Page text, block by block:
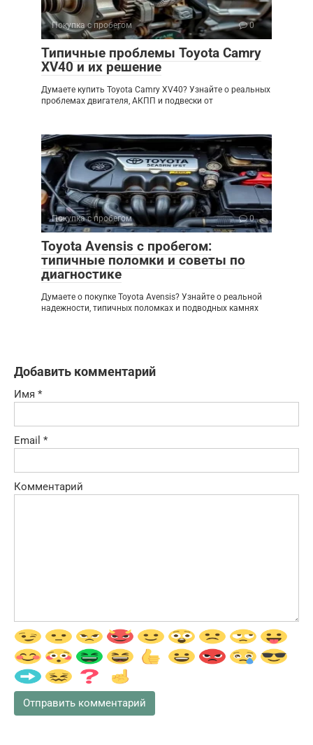
Покупка с пробегом 0
Типичные проблемы Toyota Camry
XV40 и их решение
Думаете купить Toyota Camry XV40? Узнайте о реальных
проблемах двигателя, АКПП и подвески от
Покупка с пробегом 0
Toyota Avensis с пробегом:
типичные поломки и советы по
диагностике
Думаете о покупке Toyota Avensis? Узнайте о реальной
надежности, типичных поломках и подводных камнях
Добавить комментарий
Имя *
Email *
Комментарий